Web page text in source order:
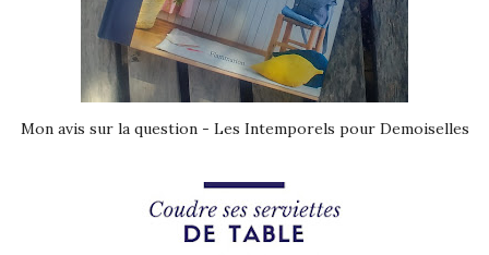
Mon avis sur la question - Les Intemporels pour Demoiselles